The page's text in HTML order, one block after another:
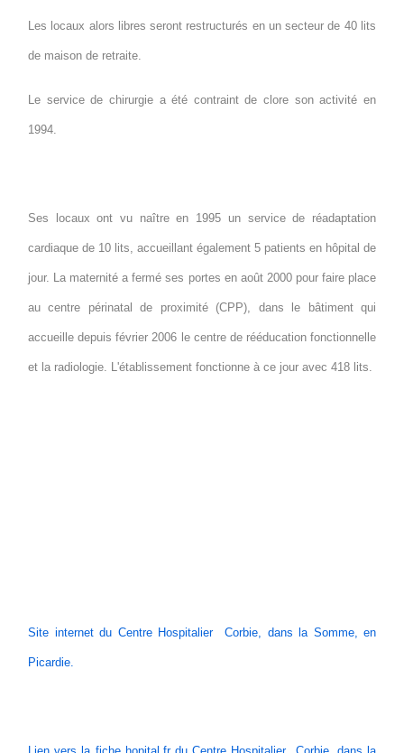
Les locaux alors libres seront restructurés en un secteur de 40 lits
de maison de retraite.
Le service de chirurgie a été contraint de clore son activité en
1994.
Ses locaux ont vu naître en 1995 un service de réadaptation
cardiaque de 10 lits, accueillant également 5 patients en hôpital de
jour. La maternité a fermé ses portes en août 2000 pour faire place
au centre périnatal de proximité (CPP), dans le bâtiment qui
accueille depuis février 2006 le centre de rééducation fonctionnelle
et la radiologie. L'établissement fonctionne à ce jour avec 418 lits.
Site internet du Centre Hospitalier Corbie, dans la Somme, en
Picardie.